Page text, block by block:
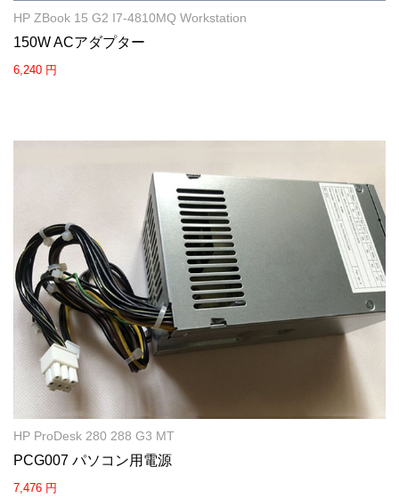
HP ZBook 15 G2 I7-4810MQ Workstation
150W ACアダプター
6,240 円
HP ProDesk 280 288 G3 MT
PCG007 パソコン用電源
7,476 円